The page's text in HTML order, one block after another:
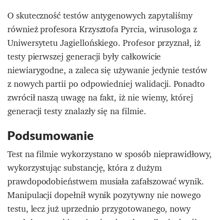
O skuteczność testów antygenowych zapytaliśmy
również profesora Krzysztofa Pyrcia, wirusologa z
Uniwersytetu Jagiellońskiego. Profesor przyznał, iż
testy pierwszej generacji były całkowicie
niewiarygodne, a zaleca się używanie jedynie testów
z nowych partii po odpowiedniej walidacji. Ponadto
zwrócił naszą uwagę na fakt, iż nie wiemy, której
generacji testy znalazły się na filmie.
Podsumowanie
Test na filmie wykorzystano w sposób nieprawidłowy,
wykorzystując substancję, która z dużym
prawdopodobieństwem musiała zafałszować wynik.
Manipulacji dopełnił wynik pozytywny nie nowego
testu, lecz już uprzednio przygotowanego, nowy